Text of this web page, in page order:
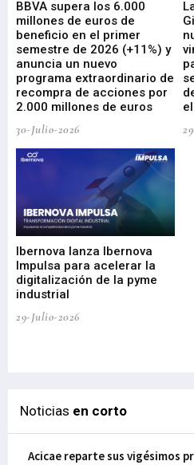
BBVA supera los 6.000
millones de euros de
beneficio en el primer
semestre de 2026 (+11%) y
anuncia un nuevo
programa extraordinario de
recompra de acciones por
2.000 millones de euros
30-Julio-2026
Ibernova lanza Ibernova
Impulsa para acelerar la
digitalización de la pyme
industrial
29-Julio-2026
Noticias en corto
Acicae reparte sus vigésimos